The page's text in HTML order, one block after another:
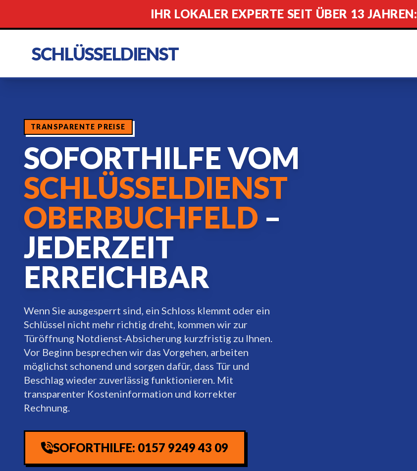
IHR LOKALER EXPERTE SEIT ÜBER 13 JAHREN:
SCHLÜSSELDIENST
TRANSPARENTE PREISE
SOFORTHILFE VOM
SCHLÜSSELDIENST
OBERBUCHFELD –
JEDERZEIT
ERREICHBAR
Wenn Sie ausgesperrt sind, ein Schloss klemmt oder ein
Schlüssel nicht mehr richtig dreht, kommen wir zur
Türöffnung Notdienst-Absicherung kurzfristig zu Ihnen.
Vor Beginn besprechen wir das Vorgehen, arbeiten
möglichst schonend und sorgen dafür, dass Tür und
Beschlag wieder zuverlässig funktionieren. Mit
transparenter Kosteninformation und korrekter
Rechnung.
SOFORTHILFE: 0157 9249 43 09